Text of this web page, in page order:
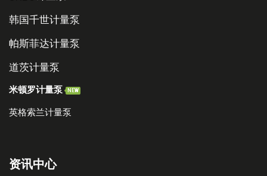
韩国千世计量泵
帕斯菲达计量泵
道茨计量泵
米顿罗计量泵 NEW
英格索兰计量泵
资讯中心